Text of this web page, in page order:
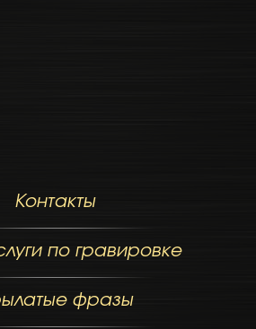
Контакты
по гравировке
фразы